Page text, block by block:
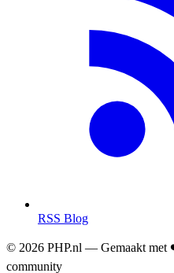
RSS Blog
© 2026 PHP.nl — Gemaakt met
community